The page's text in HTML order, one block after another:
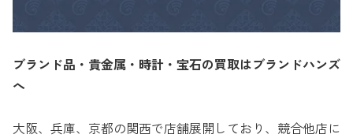
ブランド品・貴金属・時計・宝石の買取はブランドハンズ
へ
大阪、兵庫、京都の関西で店舗展開しており、競合他店に